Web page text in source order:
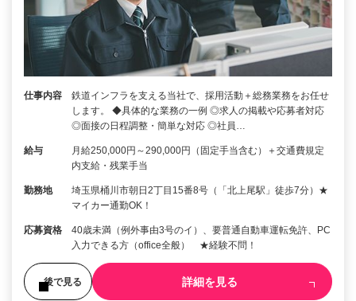
仕事内容
鉄道インフラを支える当社で、採用活動＋総務業務をお任せ
します。 ◆具体的な業務の一例 ◎求人の掲載や応募者対応
◎面接の日程調整・簡単な対応 ◎社員…
給与
月給250,000円～290,000円（固定手当含む）＋交通費規定
内支給・残業手当
勤務地
埼玉県桶川市朝日2丁目15番8号（「北上尾駅」徒歩7分）★
マイカー通勤OK！
応募資格
40歳未満（例外事由3号のイ）、要普通自動車運転免許、PC
入力できる方（office全般） ★経験不問！
後で見る 詳細を見る